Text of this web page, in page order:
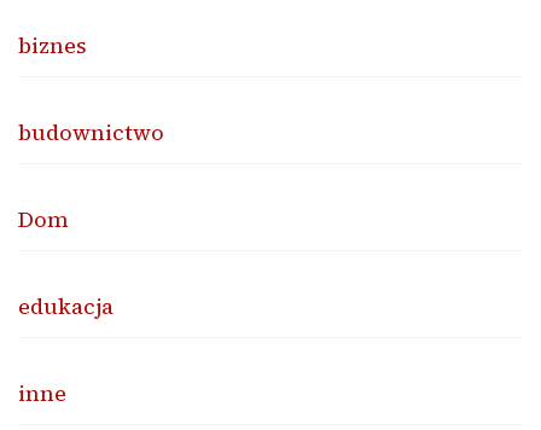
biznes
budownictwo
Dom
edukacja
inne